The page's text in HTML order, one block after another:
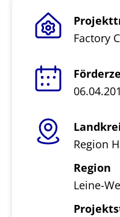
Factory
Region
Region
Leine-